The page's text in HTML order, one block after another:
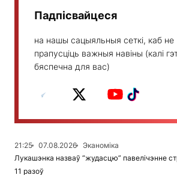
Падпісвайцеся
на нашы сацыяльныя сеткі, каб не
прапусціць важныя навіны (калі
бяспечна для вас)
21:25 07.08.2026
Эканоміка
Лукашэнка назваў “жудасцю” павелічэнне
11 разоў